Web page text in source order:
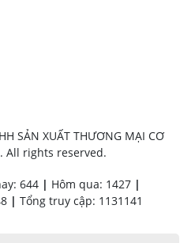
SẢN XUẤT THƯƠNG MẠI CƠ
All rights reserved.
644 | Hôm qua: 1427 |
| Tổng truy cập: 1131141